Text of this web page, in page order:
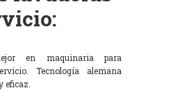
en maquinaria para
Tecnología alemana
eficaz.